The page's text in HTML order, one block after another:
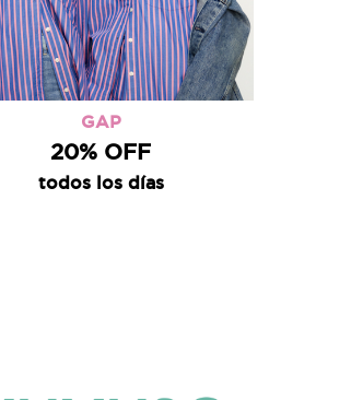
GAP
20% OFF
todos los días